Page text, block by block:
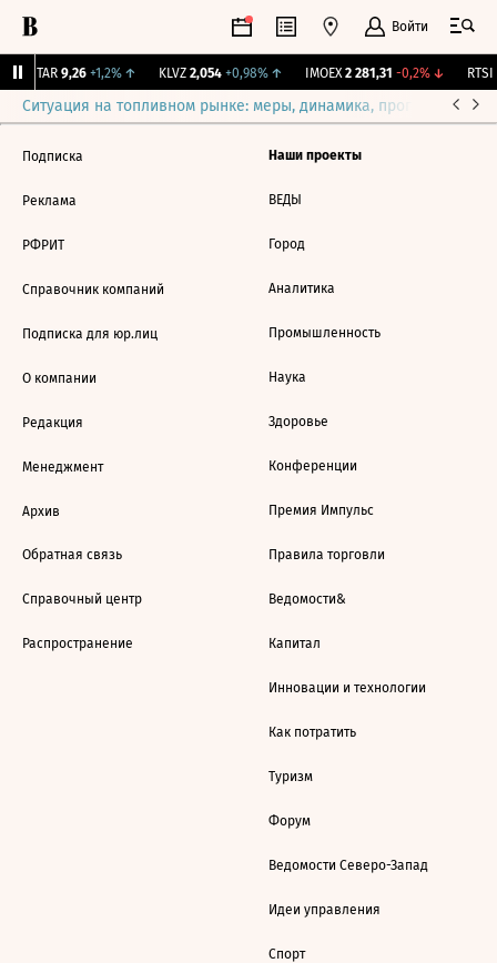
Войти
UTAR 9,26 +1,2%↑ KLVZ 2,054 +0,98%↑ IMOEX 2 281,31 -0,2%↓ RTSI
Ситуация на топливном рынке: меры, динамика, прогнозы
Подписка
Реклама
РФРИТ
Справочник компаний
Подписка для юр.лиц
О компании
Редакция
Менеджмент
Архив
Обратная связь
Справочный центр
Распространение
Наши проекты
ВЕДЫ
Город
Аналитика
Промышленность
Наука
Здоровье
Конференции
Премия Импульс
Правила торговли
Ведомости&
Капитал
Инновации и технологии
Как потратить
Туризм
Форум
Ведомости Северо-Запад
Идеи управления
Спорт